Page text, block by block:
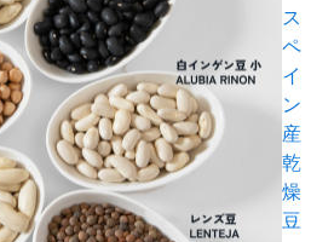
ス
ペ
イ
ン
産
乾
燥
豆